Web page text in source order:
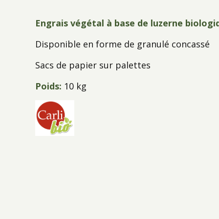
Engrais végétal à base de luzerne
Disponible en forme de granulé concassé
Sacs de papier sur palettes
Poids: 10 kg